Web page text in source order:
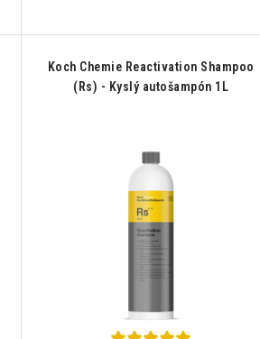
Koch Chemie Reactivation Shampoo
(Rs) - Kyslý autošampón 1L